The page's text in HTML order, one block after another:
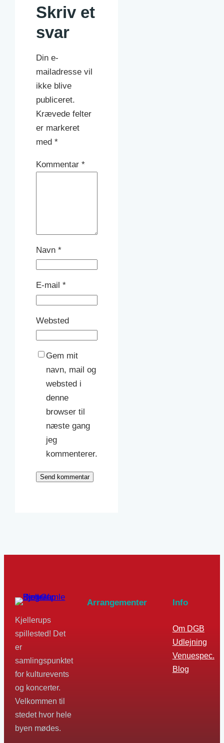
Skriv et
svar
Din e-
mailadresse vil
ikke blive
publiceret.
Krævede felter
er markeret
med *
Kommentar *
Navn *
E-mail *
Websted
Gem mit
navn, mail og
websted i
denne
browser til
næste gang
jeg
kommenterer.
Kjellerups
spillested! Det
er
samlingspunktet
for kulturevents
og koncerter.
Velkommen til
stedet hvor hele
byen mødes.
Arrangementer Info
Om DGB
Udlejning
Venuespec.
Blog